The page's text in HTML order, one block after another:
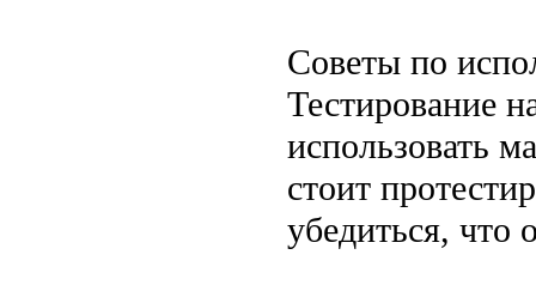
Советы по
Тестирование
использовать
стоит
убедиться, что